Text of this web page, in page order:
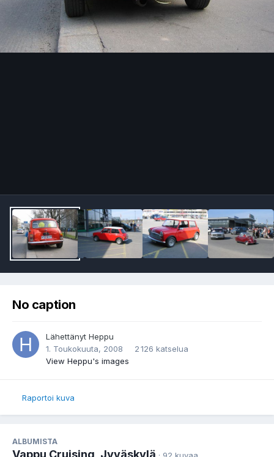
No caption
Lähettänyt Heppu
1. Toukokuuta, 2008
2 126 katselua
View Heppu's images
Raportoi kuva
ALBUMISTA
Vappu Cruising, Jyväskylä